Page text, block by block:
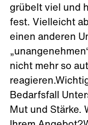
grübelt viel und
fest. Vielleicht
einen anderen
nicht mehr so
Bedarfsfall
Mut und Stärke.